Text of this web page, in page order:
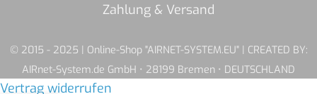
© 2015 - 2025 | Online-Shop "AIRNET-SYSTEM.EU" | CREATED BY:
AIRnet-System.de GmbH • 28199 Bremen • DEUTSCHLAND
Vertrag widerrufen